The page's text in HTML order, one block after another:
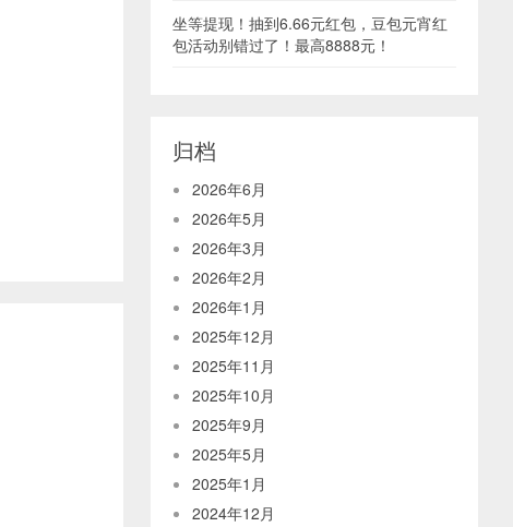
坐等提现！抽到6.66元红包，豆包元宵红
包活动别错过了！最高8888元！
归档
2026年6月
2026年5月
2026年3月
2026年2月
2026年1月
2025年12月
2025年11月
2025年10月
2025年9月
2025年5月
2025年1月
2024年12月